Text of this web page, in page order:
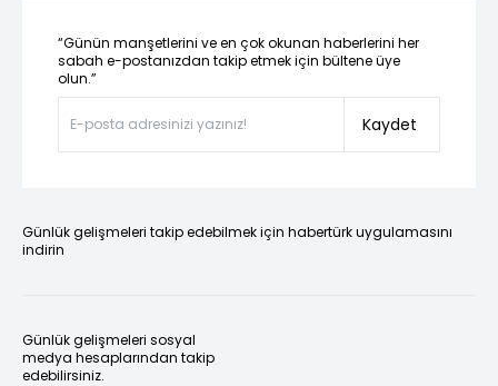
“Günün manşetlerini ve en çok okunan haberlerini her
sabah e-postanızdan takip etmek için bültene üye
olun.”
Kaydet
Günlük gelişmeleri takip edebilmek için habertürk uygulamasını
indirin
Günlük gelişmeleri sosyal
medya hesaplarından takip
edebilirsiniz.